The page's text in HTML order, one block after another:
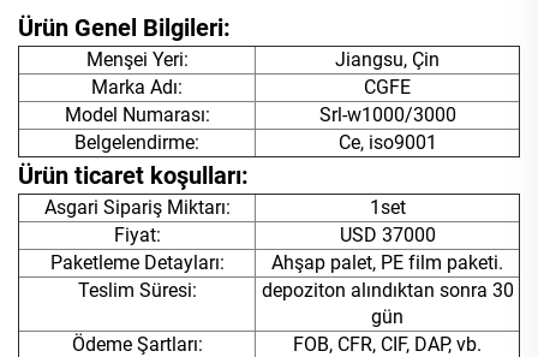
Ürün Genel Bilgileri:
Menşei Yeri:
Jiangsu, Çin
Marka Adı:
CGFE
Model Numarası:
Srl-w1000/3000
Belgelendirme:
Ce, iso9001
Ürün ticaret koşulları:
Asgari Sipariş Miktarı:
1set
Fiyat:
USD 37000
Paketleme Detayları:
Ahşap palet, PE film paketi.
Teslim Süresi:
depoziton alındıktan sonra 30
gün
Ödeme Şartları:
FOB, CFR, CIF, DAP, vb.